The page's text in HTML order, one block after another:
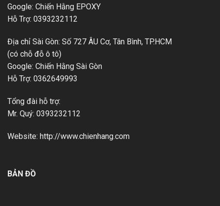
Google: Chiến Hằng EPOXY
Hỗ Trợ: 0393232112
Địa chỉ Sài Gòn: Số 727 ÂU Cơ, Tân Bình, TP.HCM
(có chỗ đỗ ô tô)
Google: Chiến Hằng Sài Gòn
Hỗ Trợ: 0362649993
Tổng đài hỗ trợ:
Mr. Quý: 0393232112
Website: http://www.chienhang.com
BẢN ĐỒ